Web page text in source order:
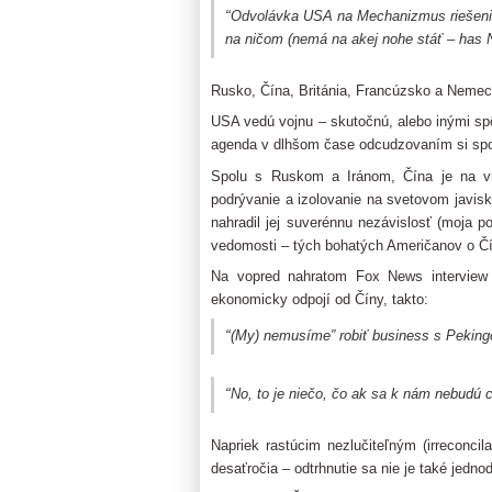
“Odvolávka USA na Mechanizmus
na ničom (nemá na akej nohe stáť – has
Rusko, Čína, Británia, Francúzsko a
USA vedú vojnu – skutočnú, alebo inými
agenda v dlhšom čase odcudzovaním si
Spolu s Ruskom a Iránom, Čína je na
podrývanie a izolovanie na svetovom
nahradil jej suverénnu nezávislosť (moja
vedomosti – tých bohatých Američanov o
Na vopred nahratom Fox News
ekonomicky odpojí od Číny, takto:
“(My) nemusíme” robiť business s
“No, to je niečo, čo ak sa k nám nebudú
Napriek rastúcim nezlučiteľným
desaťročia – odtrhnutie sa nie je také